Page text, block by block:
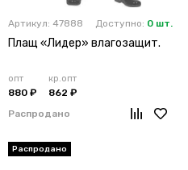
Артикул: 47888 Доступно: 0 шт.
Плащ «Лидер» влагозащит.
опт
880 ₽
кр.опт
862 ₽
Распродано